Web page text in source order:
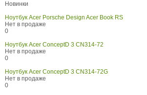
Новинки
Ноутбук Acer Porsche Design Acer Book RS
Нет в продаже
0
Ноутбук Acer ConceptD 3 CN314-72
Нет в продаже
0
Ноутбук Acer ConceptD 3 CN314-72G
Нет в продаже
0